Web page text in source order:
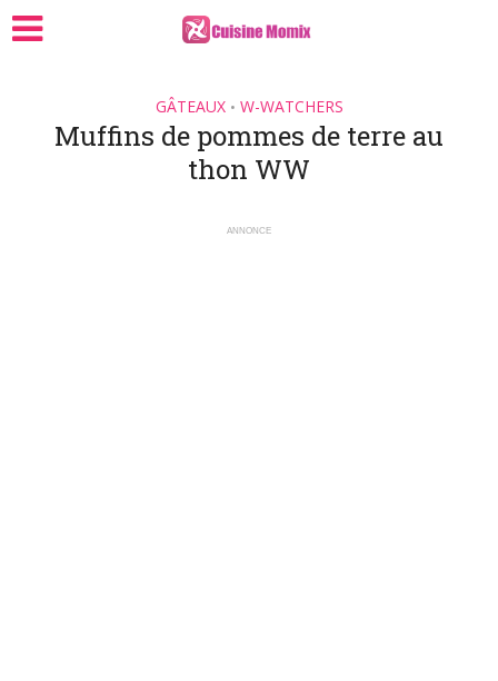
GÂTEAUX • W-WATCHERS
Muffins de pommes de terre au
thon WW
ANNONCE